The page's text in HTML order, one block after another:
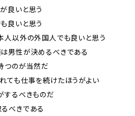
良いと思う
良いと思う
人以外の外国人でも良いと思う
は男性が決めるべきである
つのが当然だ
ても仕事を続けたほうがよい
するべきものだ
べきである